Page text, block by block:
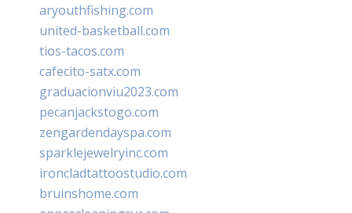
aryouthfishing.com
united-basketball.com
tios-tacos.com
cafecito-satx.com
graduacionviu2023.com
pecanjackstogo.com
zengardendayspa.com
sparklejewelryinc.com
ironcladtattoostudio.com
bruinshome.com